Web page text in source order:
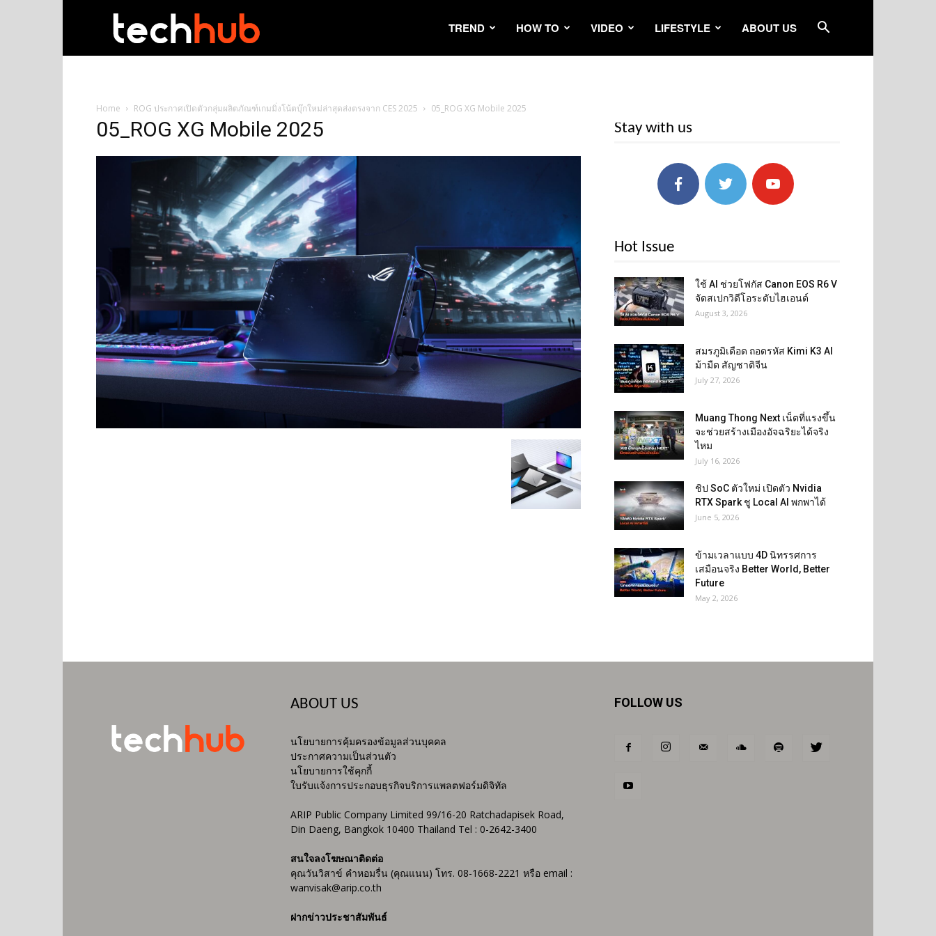
TREND HOW TO VIDEO LIFESTYLE ABOUT US
Home ROG ประกาศเปิดตัวกลุ่มผลิตภัณฑ์เกมมิ่งโน้ตบุ๊กใหม่ล่าสุดส่งตรงจาก CES 2025 05_ROG XG Mobile 2025
05_ROG XG Mobile 2025 Stay with us
Hot Issue
ใช้ AI ช่วยโฟกัส Canon EOS R6 V
จัดสเปกวิดีโอระดับไฮเอนด์
August 3, 2026
สมรภูมิเดือด ถอดรหัส Kimi K3 AI
ม้ามืด สัญชาติจีน
July 27, 2026
Muang Thong Next เน็ตที่แรงขึ้น
จะช่วยสร้างเมืองอัจฉริยะได้จริง
ไหม
July 16, 2026
ชิป SoC ตัวใหม่ เปิดตัว Nvidia
RTX Spark ชู Local AI พกพาได้
June 5, 2026
ข้ามเวลาแบบ 4D นิทรรศการ
เสมือนจริง Better World, Better
Future
May 2, 2026
ABOUT US
นโยบายการคุ้มครองข้อมูลส่วนบุคคล
ประกาศความเป็นส่วนตัว
นโยบายการใช้คุกกี้
ใบรับแจ้งการประกอบธุรกิจบริการแพลตฟอร์มดิจิทัล
ARIP Public Company Limited 99/16-20 Ratchadapisek Road,
Din Daeng, Bangkok 10400 Thailand Tel : 0-2642-3400
สนใจลงโฆษณาติดต่อ
คุณวันวิสาข์ คำหอมรื่น (คุณแนน) โทร. 08-1668-2221 หรือ email :
wanvisak@arip.co.th
ฝากข่าวประชาสัมพันธ์
FOLLOW US